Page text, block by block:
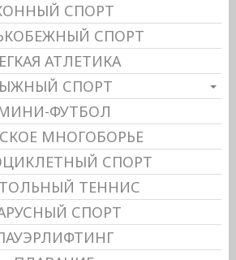
СПОРТ
СПОРТ
АТЛЕТИКА
СПОРТ
ФУТБОЛ
МНОГОБОРЬЕ
СПОРТ
ТЕННИС
СПОРТ